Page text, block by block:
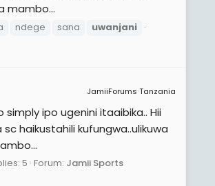
mambo...
ndege sana
uwanjani
JamiiForums Tanzania
ipo ugenini itaaibika.. Hii
haikustahili kufungwa..ulikuwa
5 Forum: Jamii Sports